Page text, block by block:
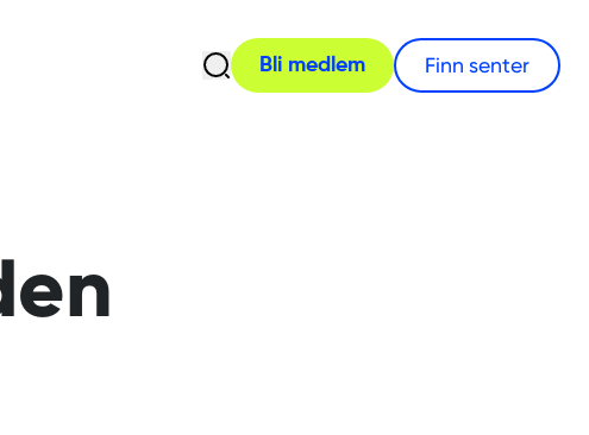
Åpne søkBli medlem Finn senter